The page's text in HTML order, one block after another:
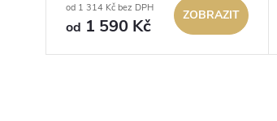
od 1 314 Kč bez DPH
od 1 590 Kč
ZOBRAZIT